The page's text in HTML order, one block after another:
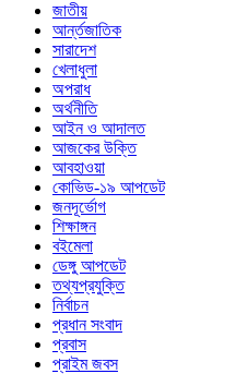
জাতীয়
আর্ন্তজাতিক
সারাদেশ
খেলাধুলা
অপরাধ
অর্থনীতি
আইন ও আদালত
আজকের উক্তি
আবহাওয়া
কোভিড-১৯ আপডেট
জনদূর্ভোগ
শিক্ষাঙ্গন
বইমেলা
ডেঙ্গু আপডেট
তথ্যপ্রযুক্তি
নির্বাচন
প্রধান সংবাদ
প্রবাস
প্রাইম জবস